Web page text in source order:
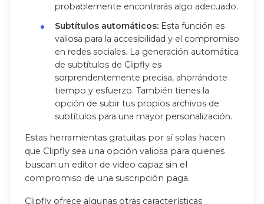
probablemente encontrarás algo adecuado.
Subtítulos automáticos:Esta función es
valiosa para la accesibilidad y el compromiso
en redes sociales. La generación automática
de subtítulos de Clipfly es
sorprendentemente precisa, ahorrándote
tiempo y esfuerzo. También tienes la
opción de subir tus propios archivos de
subtítulos para una mayor personalización.
Estas herramientas gratuitas por sí solas hacen
que Clipfly sea una opción valiosa para quienes
buscan un editor de video capaz sin el
compromiso de una suscripción paga.
Clipfly ofrece algunas otras características